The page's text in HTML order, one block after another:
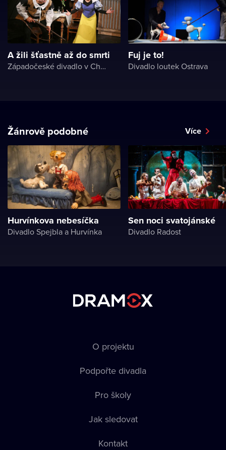
A žili šťastně až do smrti
Západočeské divadlo v Chebu
Fuj je to!
Divadlo loutek Ostrava
Žánrově podobné Více
Hurvínkova nebesíčka
Divadlo Spejbla a Hurvínka
Sen noci svatojánské
Divadlo Radost
O projektu
Podpořte divadla
Pro školy
Jak sledovat
Kontakt